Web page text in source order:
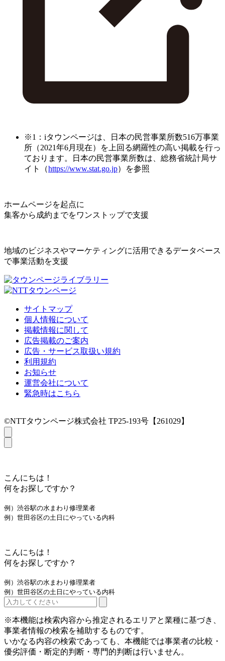
※1：iタウンページは、日本の民営事業所数516万事業
所（2021年6月現在）を上回る網羅性の高い掲載を行っ
ております。日本の民営事業所数は、総務省統計局サ
イト（https://www.stat.go.jp）を参照
ホームページを起点に
集客から成約までをワンストップで支援
地域のビジネスやマーケティングに活用できるデータベース
で事業活動を支援
サイトマップ
個人情報について
掲載情報に関して
広告掲載のご案内
広告・サービス取扱い規約
利用規約
お知らせ
運営会社について
緊急時はこちら
©NTTタウンページ株式会社 TP25-193号【261029】
こんにちは！
何をお探しですか？
例）渋谷駅の水まわり修理業者
例）世田谷区の土日にやっている内科
こんにちは！
何をお探しですか？
例）渋谷駅の水まわり修理業者
例）世田谷区の土日にやっている内科
※本機能は検索内容から推定されるエリアと業種に基づき、
事業者情報の検索を補助するものです。
いかなる内容の検索であっても、本機能では事業者の比較・
優劣評価・断定的判断・専門的判断は行いません。